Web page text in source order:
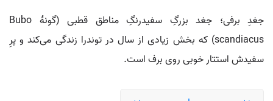
جغدِ برفی؛ جغد بزرگِ سفیدرنگِ مناطق قطبی (گونهٔ Bubo
scandiacus) که بخش زیادی از سال در توندرا زندگی می‌کند و پرِ
سفیدش استتار خوبی روی برف است.